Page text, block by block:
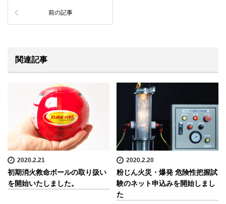
前の記事
関連記事
2020.2.21
初期消火救命ボールの取り扱い
を開始いたしました。
2020.2.20
粉じん火災・爆発 危険性把握試
験のネット申込みを開始しまし
た